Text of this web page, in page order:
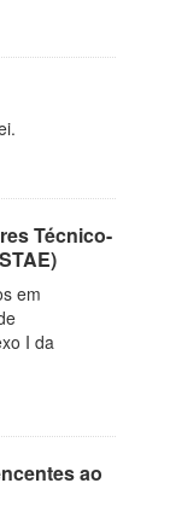
Técnico-
em
I da
ao